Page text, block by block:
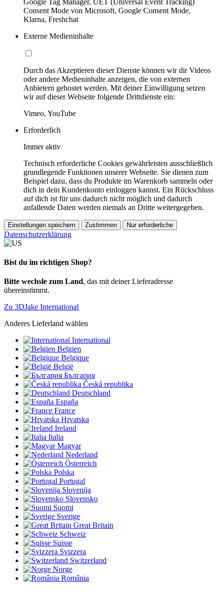
Consent Mode von Microsoft, Google Consent Mode,
Klarna, Freshchat
Externe Medieninhalte
Durch das Akzeptieren dieser Dienste können wir dir Videos
oder andere Medieninhalte anzeigen, die von externen
Anbietern gehostet werden. Mit deiner Einwilligung setzen
wir auf dieser Webseite folgende Drittdienste ein:
Vimeo, YouTube
Erforderlich
Immer aktiv
Technisch erforderliche Cookies gewährleisten ausschließlich
grundlegende Funktionen unserer Webseite. Sie dienen zum
Beispiel dazu, dass du Produkte im Warenkorb sammeln oder
dich in dein Kundenkonto einloggen kannst. Ein Rückschluss
auf dich ist für uns dadurch nicht möglich und dadurch
anfallende Daten werden niemals an Dritte weitergegeben.
Einstellungen speichern Zustimmen Nur erforderliche
Datenschutzerklärung
Bist du im richtigen Shop?
Bitte wechsle zum Land, das mit deiner Lieferadresse
übereinstimmt.
Zu 3DJake International
Anderes Lieferland wählen
International
Belgien
Belgique
België
България
Česká republika
Deutschland
España
France
Hrvatska
Ireland
Italia
Magyar
Nederland
Österreich
Polska
Portugal
Slovenija
Slovensko
Suomi
Sverige
Great Britain
Schweiz
Suisse
Svizzera
Switzerland
Norge
România